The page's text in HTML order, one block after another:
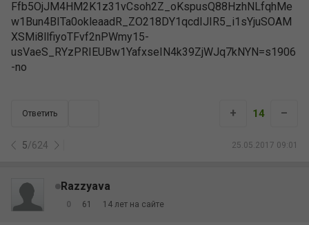
Ответить
5/624 25.05.2017 09:01
+ 14 –
Razzyava
0 61 14 лет на сайте